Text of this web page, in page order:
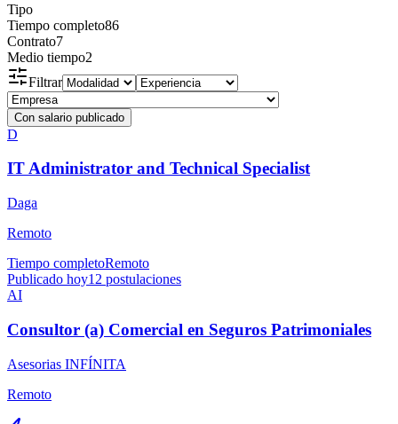
Tipo
Tiempo completo86
Contrato7
Medio tiempo2
Filtrar
Con salario publicado
D
IT Administrator and Technical Specialist
Daga
Remoto
Tiempo completoRemoto
Publicado hoy12 postulaciones
AI
Consultor (a) Comercial en Seguros Patrimoniales
Asesorias INFÍNITA
Remoto